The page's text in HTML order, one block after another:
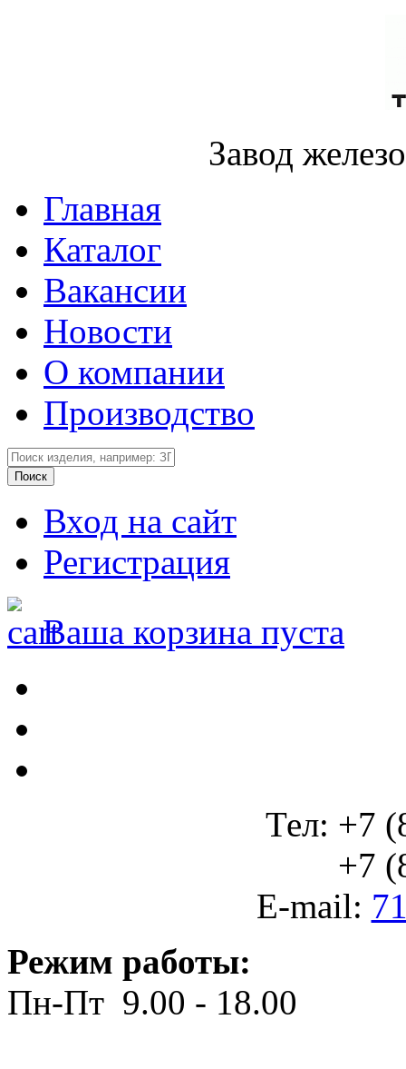
Завод
Главная
Каталог
Вакансии
Новости
О компании
Производство
Вход на сайт
Регистрация
Ваша корзина пуста
Тел: +7
+7
E-mail:
Режим работы:
Пн-Пт 9.00 - 18.00